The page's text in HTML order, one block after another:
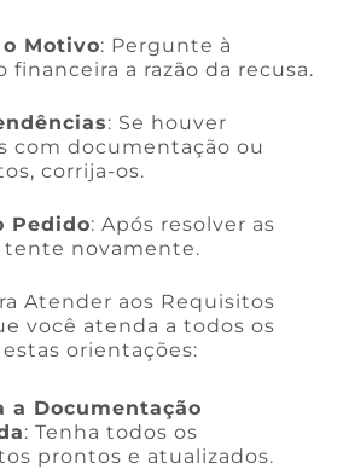
Motivo: Pergunte à
financeira a razão da recusa.
: Se houver
com documentação ou
corrija-os.
Pedido: Após resolver as
tente novamente.
Atender aos Requisitos
você atenda a todos os
orientações:
a Documentação
: Tenha todos os
prontos e atualizados.